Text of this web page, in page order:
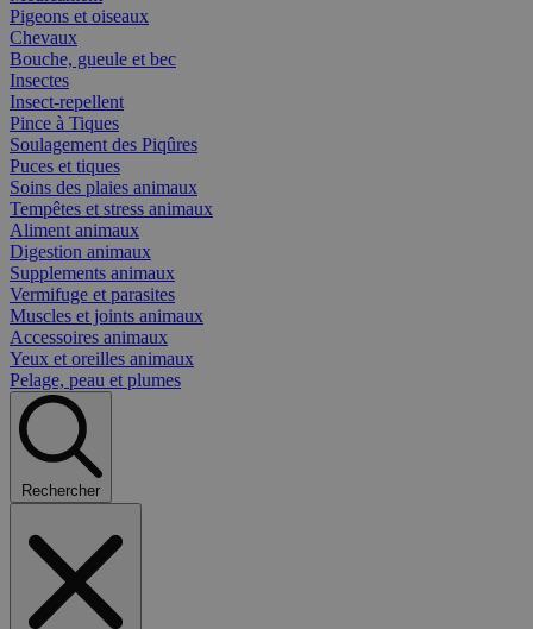
Pigeons et oiseaux
Chevaux
Bouche, gueule et bec
Insectes
Insect-repellent
Pince à Tiques
Soulagement des Piqûres
Puces et tiques
Soins des plaies animaux
Tempêtes et stress animaux
Aliment animaux
Digestion animaux
Supplements animaux
Vermifuge et parasites
Muscles et joints animaux
Accessoires animaux
Yeux et oreilles animaux
Pelage, peau et plumes
Rechercher